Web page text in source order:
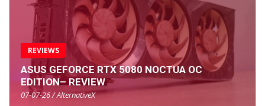
REVIEWS
ASUS GEFORCE RTX 5080 NOCTUA OC
EDITION– REVIEW
07-07-26 / AlternativeX